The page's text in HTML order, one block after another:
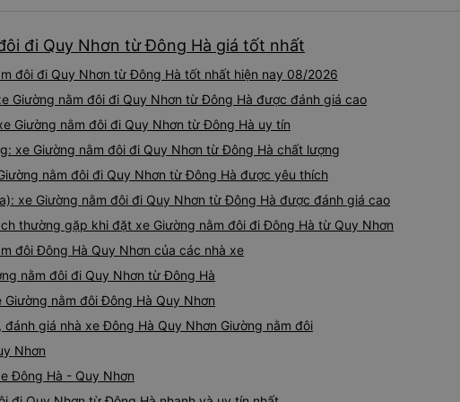
(một mình) yêu luôn.
10/10.
đi Quy Nhơn từ Đông Hà giá tốt nhất
đôi đi Quy Nhơn từ Đông Hà tốt nhất hiện nay 08/2026
Giường nằm đôi đi Quy Nhơn từ Đông Hà được đánh giá cao
Giường nằm đôi đi Quy Nhơn từ Đông Hà uy tín
xe Giường nằm đôi đi Quy Nhơn từ Đông Hà chất lượng
nằm đôi đi Quy Nhơn từ Đông Hà được yêu thích
xe Giường nằm đôi đi Quy Nhơn từ Đông Hà được đánh giá cao
thường gặp khi đặt xe Giường nằm đôi đi Đông Hà từ Quy Nhơn
đôi Đông Hà Quy Nhơn của các nhà xe
nằm đôi đi Quy Nhơn từ Đông Hà
Giường nằm đôi Đông Hà Quy Nhơn
đánh giá nhà xe Đông Hà Quy Nhơn Giường nằm đôi
Nhơn
Đông Hà - Quy Nhơn